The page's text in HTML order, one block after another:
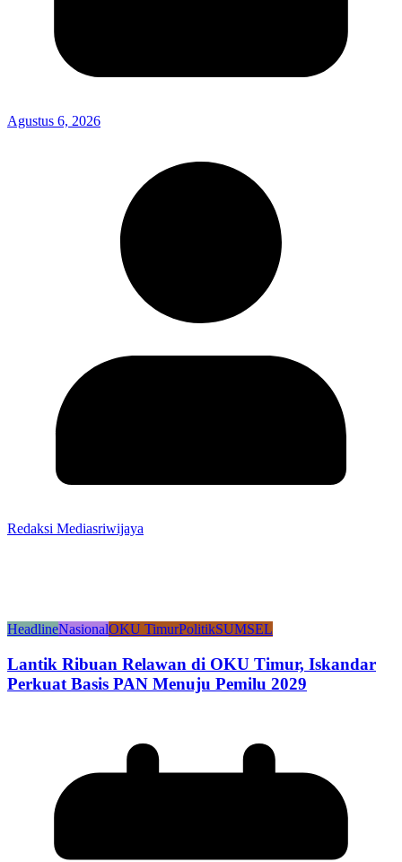
Agustus 6, 2026
Redaksi Mediasriwijaya
HeadlineNasionalOKU TimurPolitikSUMSEL
Lantik Ribuan Relawan di OKU Timur, Iskandar
Perkuat Basis PAN Menuju Pemilu 2029